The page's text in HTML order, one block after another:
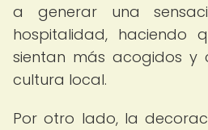
a generar una
hospitalidad, haciendo
sientan más acogidos y
cultura local.
Por otro lado, la